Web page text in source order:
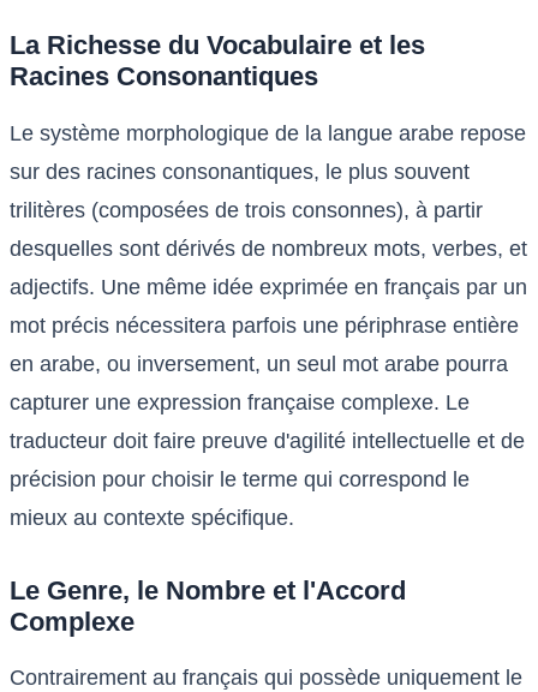
La Richesse du Vocabulaire et les
Racines Consonantiques
Le système morphologique de la langue arabe repose
sur des racines consonantiques, le plus souvent
trilitères (composées de trois consonnes), à partir
desquelles sont dérivés de nombreux mots, verbes, et
adjectifs. Une même idée exprimée en français par un
mot précis nécessitera parfois une périphrase entière
en arabe, ou inversement, un seul mot arabe pourra
capturer une expression française complexe. Le
traducteur doit faire preuve d'agilité intellectuelle et de
précision pour choisir le terme qui correspond le
mieux au contexte spécifique.
Le Genre, le Nombre et l'Accord
Complexe
Contrairement au français qui possède uniquement le